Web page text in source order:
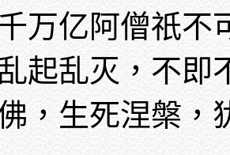
万亿阿僧祇不
起乱灭，不即
，生死涅槃，